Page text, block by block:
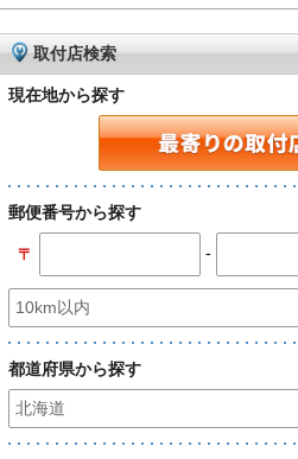
取付店検索
現在地から探す
郵便番号から探す
〒 -
都道府県から探す